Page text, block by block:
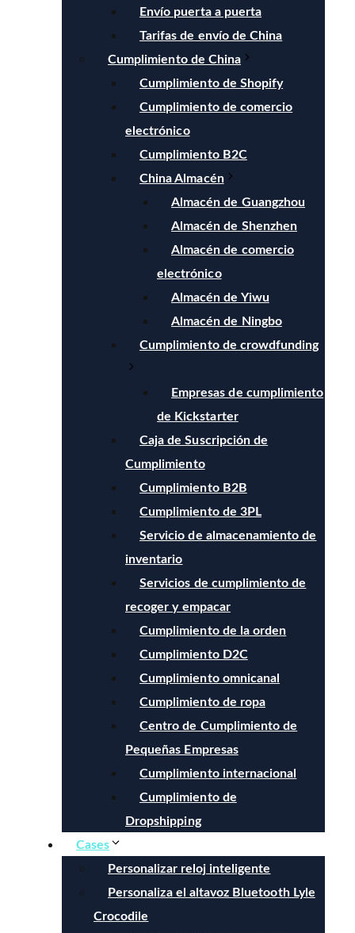
Envío puerta a puerta
Tarifas de envío de China
Cumplimiento de China
Cumplimiento de Shopify
Cumplimiento de comercio
electrónico
Cumplimiento B2C
China Almacén
Almacén de Guangzhou
Almacén de Shenzhen
Almacén de comercio
electrónico
Almacén de Yiwu
Almacén de Ningbo
Cumplimiento de crowdfunding
Empresas de cumplimiento
de Kickstarter
Caja de Suscripción de
Cumplimiento
Cumplimiento B2B
Cumplimiento de 3PL
Servicio de almacenamiento de
inventario
Servicios de cumplimiento de
recoger y empacar
Cumplimiento de la orden
Cumplimiento D2C
Cumplimiento omnicanal
Cumplimiento de ropa
Centro de Cumplimiento de
Pequeñas Empresas
Cumplimiento internacional
Cumplimiento de
Dropshipping
Cases
Personalizar reloj inteligente
Personaliza el altavoz Bluetooth Lyle
Crocodile